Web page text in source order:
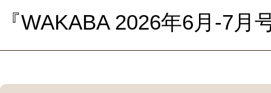
『WAKABA 2026年6月-7